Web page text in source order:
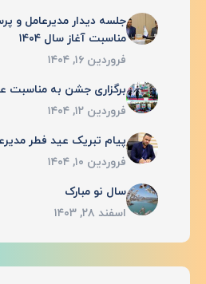
جلسه دیدار مدیرعامل و
مناسبت آغاز سال ۱۴۰۴
فروردین ۱۶, ۱۴۰۴
برگزاری جشن به مناسبت
فروردین ۱۲, ۱۴۰۴
پیام تبریک عید فطر
فروردین ۱۰, ۱۴۰۴
سال نو مبارک
اسفند ۲۸, ۱۴۰۳